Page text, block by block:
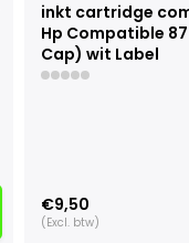
inkt cartridge
Hp Compatible
Cap) wit Label
€9,50
(Excl. btw)